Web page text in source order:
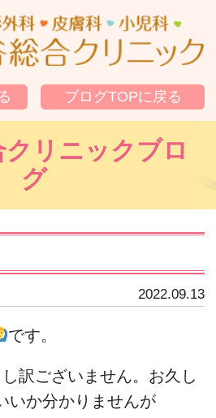
ブログTOPに戻る
リニックブロ
グ
2022.09.13
です。
訳ございません。お久し
いか分かりませんが